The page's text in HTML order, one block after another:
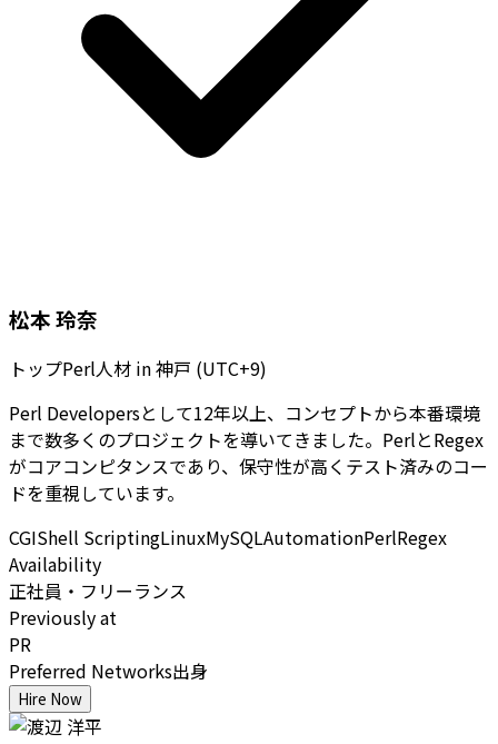
松本 玲奈
トップPerl人材 in神戸 (UTC+9)
Perl Developersとして12年以上、コンセプトから本番環境
まで数多くのプロジェクトを導いてきました。PerlとRegex
がコアコンピタンスであり、保守性が高くテスト済みのコー
ドを重視しています。
CGIShell ScriptingLinuxMySQLAutomationPerlRegex
Availability
正社員・フリーランス
Previously at
PR
Preferred Networks出身
Hire Now